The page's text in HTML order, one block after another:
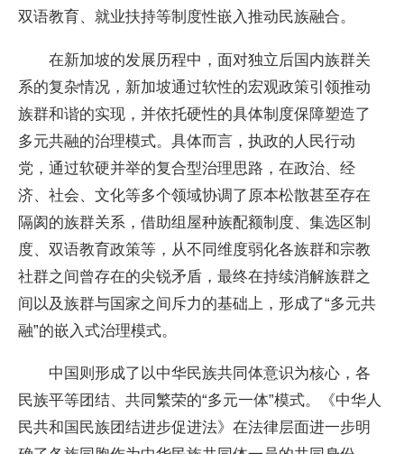
双语教育、就业扶持等制度性嵌入推动民族融合。
在新加坡的发展历程中，面对独立后国内族群关
系的复杂情况，新加坡通过软性的宏观政策引领推动
族群和谐的实现，并依托硬性的具体制度保障塑造了
多元共融的治理模式。具体而言，执政的人民行动
党，通过软硬并举的复合型治理思路，在政治、经
济、社会、文化等多个领域协调了原本松散甚至存在
隔阂的族群关系，借助组屋种族配额制度、集选区制
度、双语教育政策等，从不同维度弱化各族群和宗教
社群之间曾存在的尖锐矛盾，最终在持续消解族群之
间以及族群与国家之间斥力的基础上，形成了“多元共
融”的嵌入式治理模式。
中国则形成了以中华民族共同体意识为核心，各
民族平等团结、共同繁荣的“多元一体”模式。《中华人
民共和国民族团结进步促进法》在法律层面进一步明